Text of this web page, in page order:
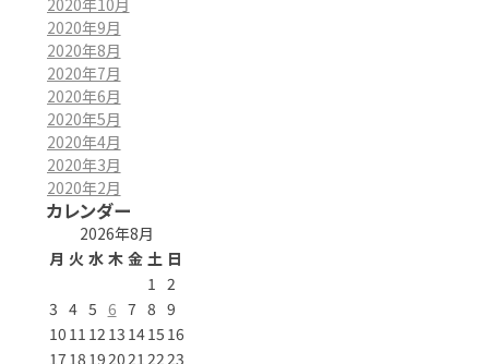
2020年9月
2020年8月
2020年7月
2020年6月
2020年5月
2020年4月
2020年3月
2020年2月
カレンダー
2026年8月
月 火 水 木 金 土 日
1
2
3 4 5 6 7 8 9
10 11 12 13 1415 16
17 18 192021 2223